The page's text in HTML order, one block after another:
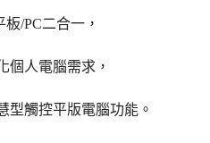
/PC二合一，
個人電腦需求，
型觸控平版電腦功能。